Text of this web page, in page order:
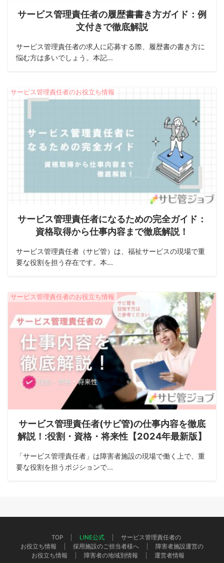
サービス管理責任者の履歴書書き方ガイド：例
文付きで徹底解説
サービス管理責任者の求人に応募する際、履歴書の書き方に
悩む方は多いでしょう。本記...
サービス管理責任者のお役立ち情報
サービス管理責任者になるための完全ガイド：
資格取得から仕事内容まで徹底解説！
サービス管理責任者（サビ管）は、福祉サービスの現場で重
要な役割を担う存在です。本...
サービス管理責任者のお役立ち情報
サービス管理責任者(サビ管)の仕事内容を徹底
解説！:役割・資格・将来性【2024年最新版】
「サービス管理責任者」は障害者施設の現場で働く上で、重
要な役割を担うポジションで...
TOP LINE公式
サービス管理責任者の
お役立ち情報
採用施設のご担当者様へ
障害者施設運営の
お役立ち情報
障害者の地域別情報 運営者情報